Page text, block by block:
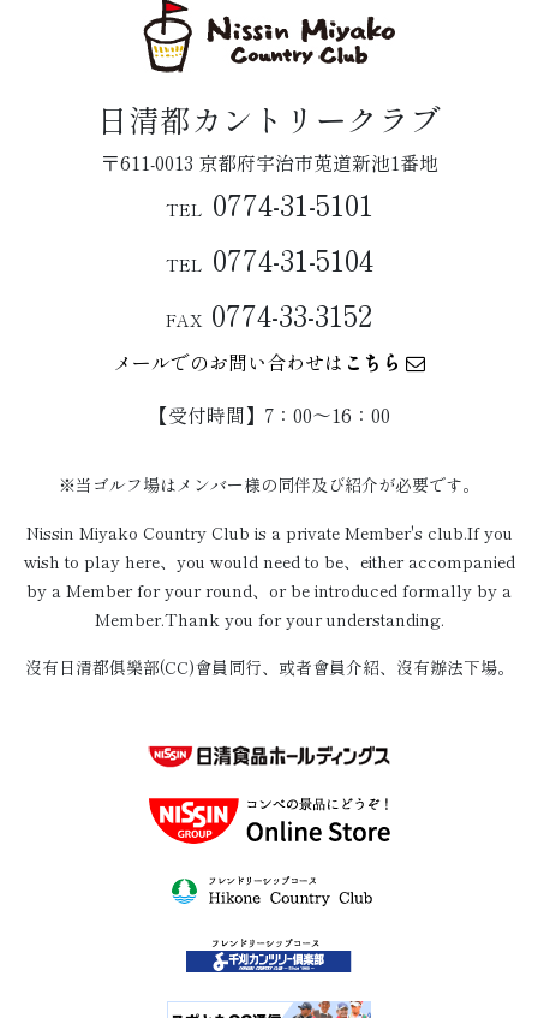
日清都カントリークラブ
〒611-0013 京都府宇治市莵道新池1番地
TEL 0774-31-5101
TEL 0774-31-5104
FAX 0774-33-3152
メールでのお問い合わせは こちら
【受付時間】7：00〜16：00
※当ゴルフ場はメンバー様の同伴及び紹介が必要です。
Nissin Miyako Country Club is a private Member's club.If you
wish to play here、you would need to be、either accompanied
by a Member for your round、or be introduced formally by a
Member.Thank you for your understanding.
沒有日清都俱樂部(CC)會員同行、或者會員介紹、沒有辦法下場。